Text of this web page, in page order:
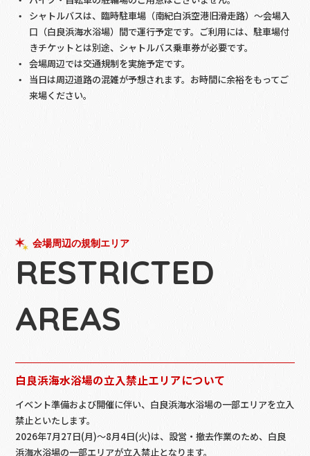
シャトルバスは、臨時駐車場（南紀白浜空港旧滑走路）〜会場入
口（白良浜海水浴場）間で運行予定です。ご利用には、駐車場付
きチケットとは別途、シャトルバス乗車券が必要です。
会場周辺では交通規制を実施予定です。
当日は周辺道路の混雑が予想されます。お時間に余裕をもってご
来場ください。
会場周辺の規制エリア
RESTRICTED
AREAS
白良浜海水浴場の立入禁止エリアについて
イベント準備および開催に伴い、白良浜海水浴場の一部エリアを立入
禁止といたします。
2026年7月27日(月)～8月4日(火)は、設営・撤去作業のため、白良
浜海水浴場の一部エリアが立入禁止となります。